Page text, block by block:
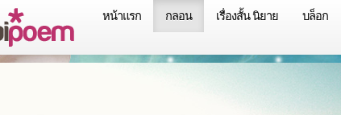
หน้าแรก กลอน เรื่องสั้น นิยาย บล็อก